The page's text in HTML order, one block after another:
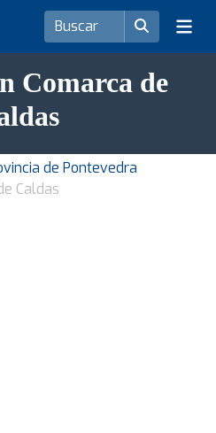
Comarca de
de Pontevedra
Caldas